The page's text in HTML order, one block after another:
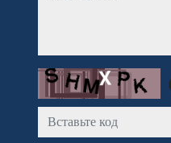
Captcha